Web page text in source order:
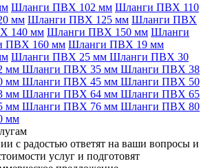
Шланги ПВХ 102 мм Шланги ПВХ 110
мм Шланги ПВХ 125 мм Шланги ПВХ
140 мм Шланги ПВХ 150 мм Шланги
ПВХ 160 мм Шланги ПВХ 19 мм
Шланги ПВХ 25 мм Шланги ПВХ 30
мм Шланги ПВХ 35 мм Шланги ПВХ 38
мм Шланги ПВХ 45 мм Шланги ПВХ 50
мм Шланги ПВХ 64 мм Шланги ПВХ 65
мм Шланги ПВХ 76 мм Шланги ПВХ 80
мм
с радостью ответят на ваши вопросы и
услуг и подготовят